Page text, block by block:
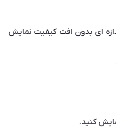
ای بدون افت کیفیت نمایش
کنید.